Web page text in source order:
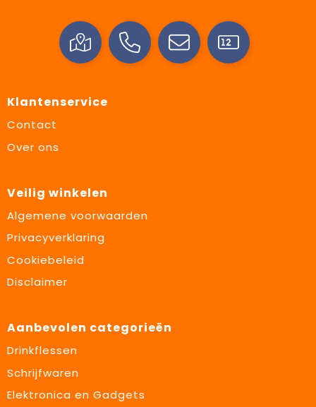
Klantenservice
Contact
Over ons
Veilig winkelen
Algemene voorwaarden
Privacyverklaring
Cookiebeleid
Disclaimer
Aanbevolen categorieën
Drinkflessen
Schrijfwaren
Elektronica en Gadgets